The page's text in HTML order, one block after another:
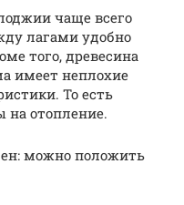
чаще всего
лагами удобно
того, древесина
имеет неплохие
То есть
на отопление.
можно положить